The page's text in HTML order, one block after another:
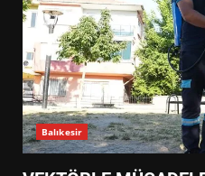
Balıkesir